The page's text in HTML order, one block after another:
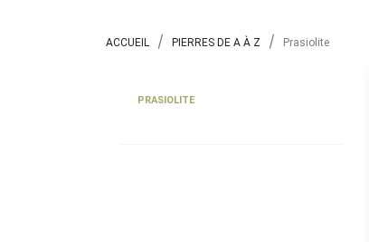
ACCUEIL PIERRES DE A À Z Prasiolite
PRASIOLITE